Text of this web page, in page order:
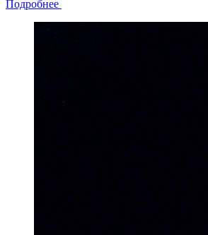
Подробнее